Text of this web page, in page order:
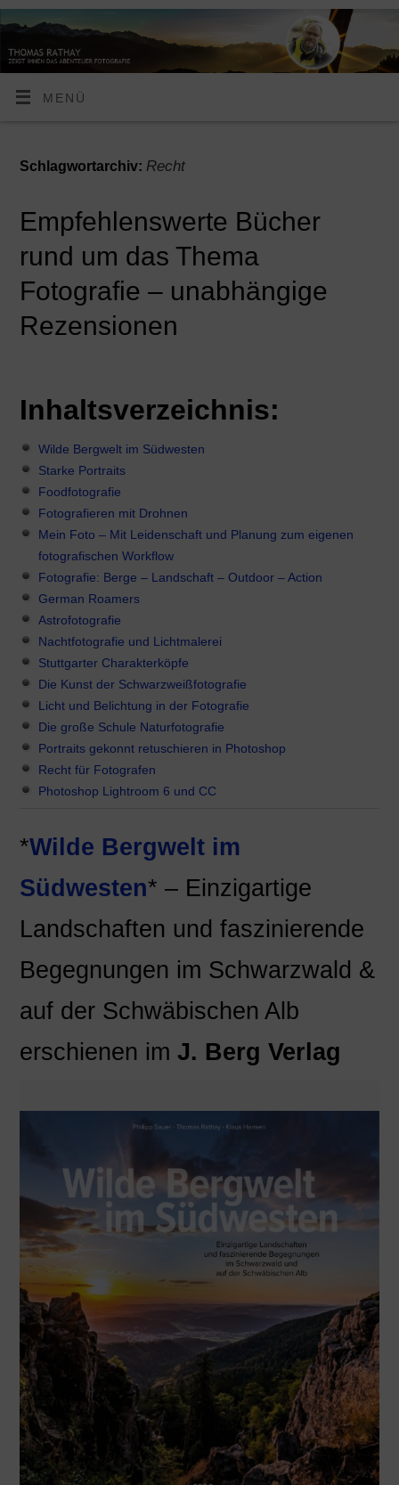
MENÜ
Schlagwortarchiv: Recht
Empfehlenswerte Bücher
rund um das Thema
Fotografie – unabhängige
Rezensionen
Inhaltsverzeichnis:
Wilde Bergwelt im Südwesten
Starke Portraits
Foodfotografie
Fotografieren mit Drohnen
Mein Foto – Mit Leidenschaft und Planung zum eigenen
fotografischen Workflow
Fotografie: Berge – Landschaft – Outdoor – Action
German Roamers
Astrofotografie
Nachtfotografie und Lichtmalerei
Stuttgarter Charakterköpfe
Die Kunst der Schwarzweißfotografie
Licht und Belichtung in der Fotografie
Die große Schule Naturfotografie
Portraits gekonnt retuschieren in Photoshop
Recht für Fotografen
Photoshop Lightroom 6 und CC
*Wilde Bergwelt im
Südwesten* – Einzigartige
Landschaften und faszinierende
Begegnungen im Schwarzwald &
auf der Schwäbischen Alb
erschienen im J. Berg Verlag